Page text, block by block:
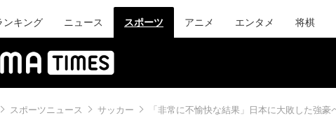
ンキング ニュース スポーツ アニメ エンタメ 将棋
スポーツニュース サッカー 「非常に不愉快な結果」日本に大敗した強